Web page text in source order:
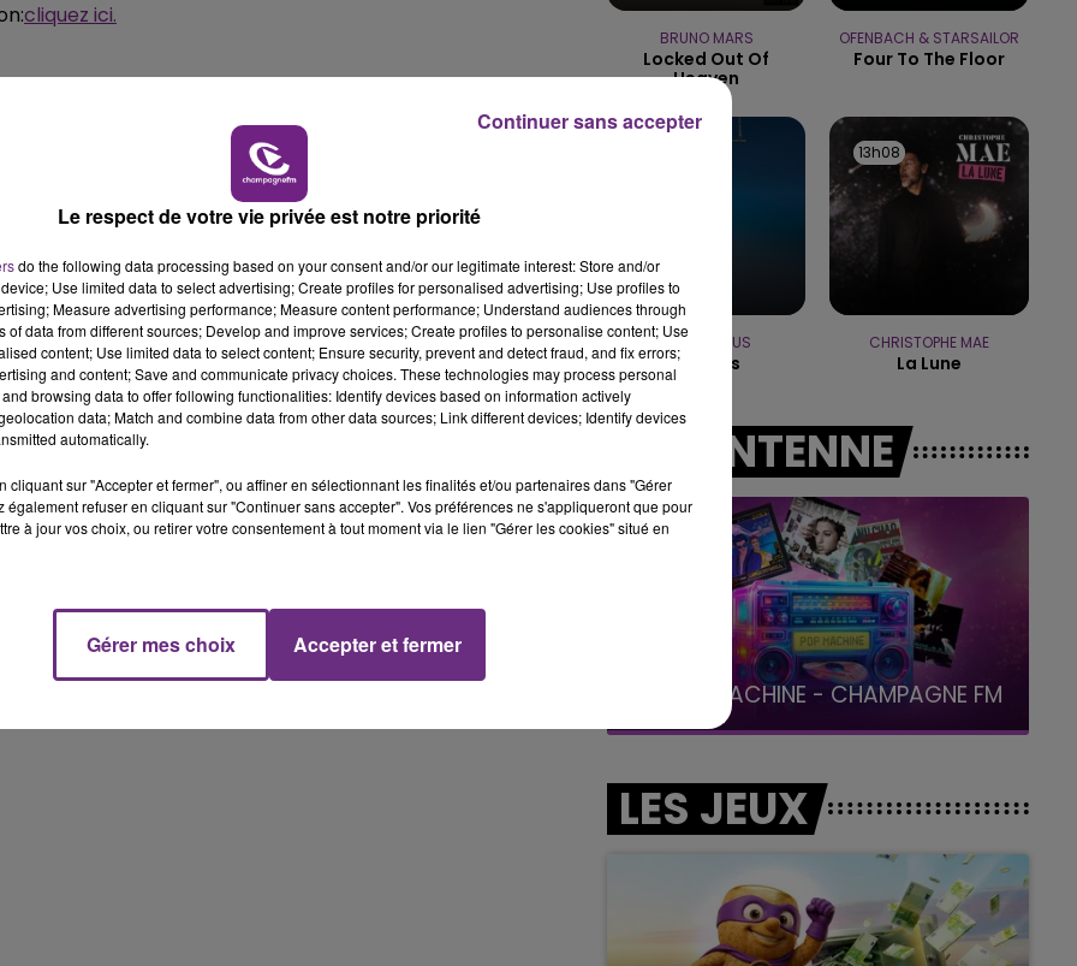
14h00 - 15h00
LA RADIO POP
15h00 - 19h00
LE CLUB CHAMPAGNE FM
cliquez ici.
VENEZ FÊTER CE WEEK-END
L'ANNIVERSAIRE DE WOINIC
Ce samedi 8 août sera un grand jour :
l'anniversaire du plus gros sanglier du monde.
conviés !
BRUNO MARS
Locked Out Of
Heaven
OFENBACH & STARSAILOR
Four To The Floor
MILEY CYRUS
Flowers
13h08
13h08
CHRISTOPHE MAE
La Lune
A L'ANTENNE
LA RADIO POP
LES JEUX
Le respect de votre vie privée est notre priorité
do the following data processing based on your consent and/or our legitimate interest: Store and/or
Use limited data to select advertising; Create profiles for personalised advertising; Use profiles to
Measure advertising performance; Measure content performance; Understand audiences through
of data from different sources; Develop and improve services; Create profiles to personalise content; Use
content; Use limited data to select content; Ensure security, prevent and detect fraud, and fix errors;
and content; Save and communicate privacy choices. These technologies may process personal
browsing data to offer following functionalities: Identify devices based on information actively
data; Match and combine data from other data sources; Link different devices; Identify devices
automatically.
cliquant sur "Accepter et fermer", ou affiner en sélectionnant les finalités et/ou partenaires dans "Gérer
également refuser en cliquant sur "Continuer sans accepter". Vos préférences ne s'appliqueront que pour
à jour vos choix, ou retirer votre consentement à tout moment via le lien "Gérer les cookies" situé en
Gérer mes choix Accepter et fermer
Continuer sans accepter